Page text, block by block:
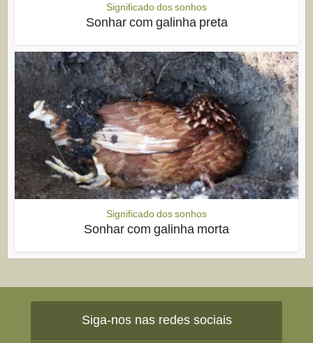
Significado dos sonhos
Sonhar com galinha preta
Significado dos sonhos
Sonhar com galinha morta
Siga-nos nas redes sociais